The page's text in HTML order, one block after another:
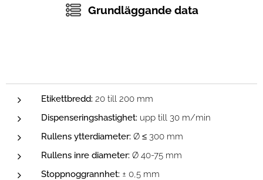
Grundläggande data
Etikettbredd: 20 till 200 mm
Dispenseringshastighet: upp till 30 m/min
Rullens ytterdiameter: Ø ≤ 300 mm
Rullens inre diameter: Ø 40-75 mm
Stoppnoggrannhet: ± 0,5 mm